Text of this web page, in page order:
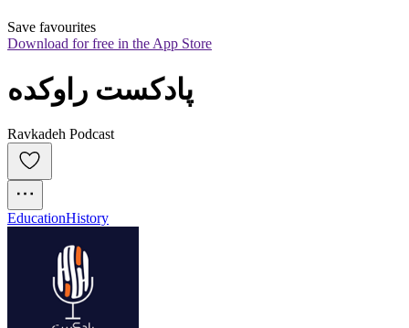
Save favourites
Download for free in the App Store
پادکست راوکده
Ravkadeh Podcast
EducationHistory